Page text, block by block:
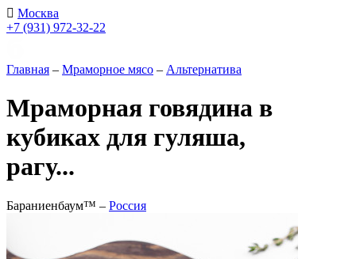
Москва
+7 (931) 972-32-22
Главная – Мраморное мясо – Альтернатива
Мраморная говядина в
кубиках для гуляша,
рагу...
Бараниенбаум™ – Россия